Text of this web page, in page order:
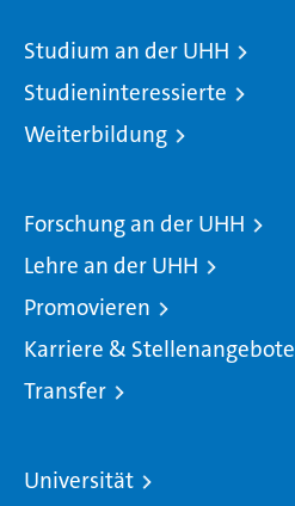
Studium an der UHH
Studieninteressierte
Weiterbildung
Forschung an der UHH
Lehre an der UHH
Promovieren
Karriere & Stellenangebote
Transfer
Universität